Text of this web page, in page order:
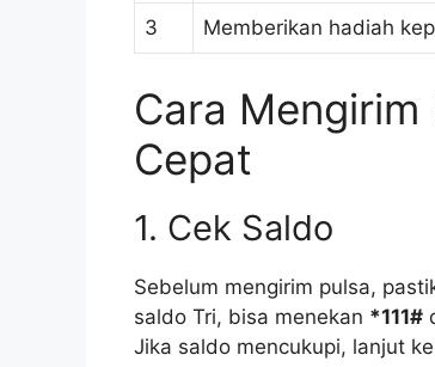
3 Memberikan hadiah
Cara
Cepat
1. Cek Saldo
Sebelum mengirim pulsa,
saldo Tri, bisa menekan *111#
Jika saldo mencukupi, lanjut